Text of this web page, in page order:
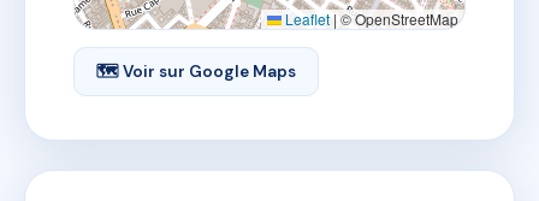
Leaflet | © OpenStreetMap
🗺 Voir sur Google Maps